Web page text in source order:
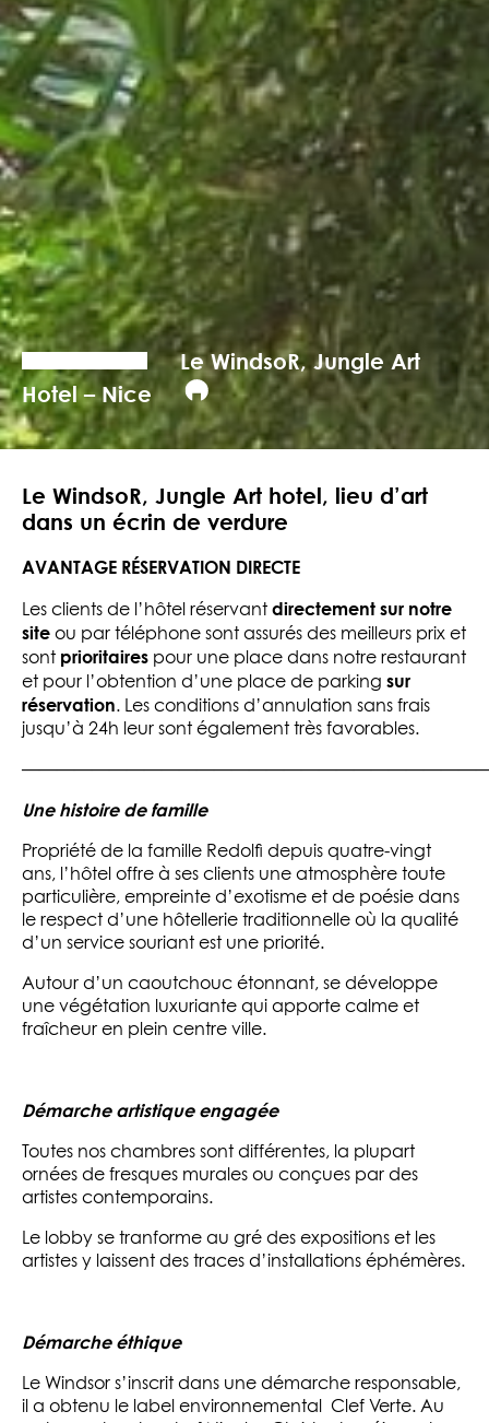
Le WindsoR, Jungle Art
Hotel – Nice
Le WindsoR, Jungle Art hotel, lieu d’art
dans un écrin de verdure
AVANTAGE RÉSERVATION DIRECTE
Les clients de l’hôtel réservant directement sur notre
site ou par téléphone sont assurés des meilleurs prix et
sont prioritaires pour une place dans notre restaurant
et pour l’obtention d’une place de parking sur
réservation. Les conditions d’annulation sans frais
jusqu’à 24h leur sont également très favorables.
Une histoire de famille
Propriété de la famille Redolfi depuis quatre-vingt
ans, l’hôtel offre à ses clients une atmosphère toute
particulière, empreinte d’exotisme et de poésie dans
le respect d’une hôtellerie traditionnelle où la qualité
d’un service souriant est une priorité.
Autour d’un caoutchouc étonnant, se développe
une végétation luxuriante qui apporte calme et
fraîcheur en plein centre ville.
Démarche artistique engagée
Toutes nos chambres sont différentes, la plupart
ornées de fresques murales ou conçues par des
artistes contemporains.
Le lobby se tranforme au gré des expositions et les
artistes y laissent des traces d’installations éphémères.
Démarche éthique
Le Windsor s’inscrit dans une démarche responsable,
il a obtenu le label environnemental Clef Verte. Au